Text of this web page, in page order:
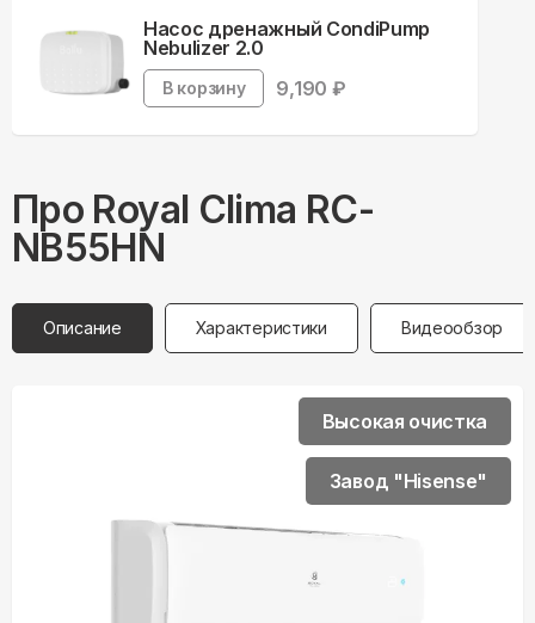
Насос дренажный CondiPump
Nebulizer 2.0
В корзину 9,190 ₽
Про Royal Clima RC-
NB55HN
Описание Характеристики Видеообзор
Высокая очистка
Завод "Hisense"